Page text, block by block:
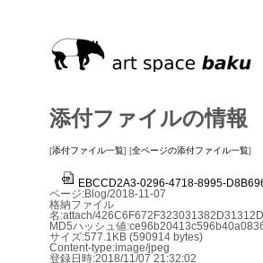
添付ファイルの情報
[添付ファイル一覧] [全ページの添付ファイル一覧]
EBCCD2A3-0296-4718-8995-
ページ:Blog/2018-11-07
格納ファイル
名:attach/
MD5ハッシュ値
サイズ:577.1KB (590914 bytes)
Content-type:image/jpeg
登録日時:2018/11/07 21:32:02